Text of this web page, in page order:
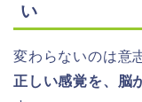
い
変わらないのは意
正しい感覚を、脳